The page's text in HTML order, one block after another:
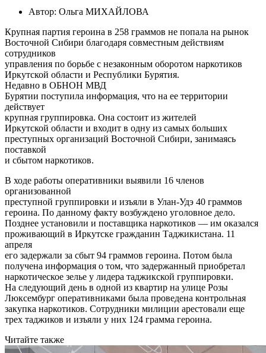
Автор: Ольга МИХАЙЛОВА
Крупная партия героина в 258 граммов не попала на рынок
Восточной Сибири благодаря совместным действиям
сотрудников
управления по борьбе с незаконным оборотом наркотиков
Иркутской области и Республики Бурятия.
Недавно в ОБНОН МВД
Бурятии поступила информация, что на ее территории
действует
крупная группировка. Она состоит из жителей
Иркутской области и входит в одну из самых больших
преступных организаций Восточной Сибири, занимаясь
поставкой
и сбытом наркотиков.
В ходе работы оперативники выявили 16 членов
организованной
преступной группировки и изъяли в Улан-Удэ 40 граммов
героина. По данному факту возбуждено уголовное дело.
Позднее установили и поставщика наркотиков — им оказался
проживающий в Иркутске гражданин Таджикистана. 11
апреля
его задержали за сбыт 94 граммов героина. Потом была
получена информация о том, что задержанный приобретал
наркотическое зелье у лидера таджикской группировки.
На следующий день в одной из квартир на улице Розы
Люксембург оперативниками была проведена контрольная
закупка наркотиков. Сотрудники милиции арестовали еще
трех таджиков и изъяли у них 124 грамма героина.
Читайте также